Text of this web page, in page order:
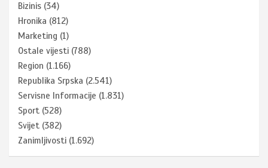
Bizinis (34)
Hronika (812)
Marketing (1)
Ostale vijesti (788)
Region (1.166)
Republika Srpska (2.541)
Servisne Informacije (1.831)
Sport (528)
Svijet (382)
Zanimljivosti (1.692)